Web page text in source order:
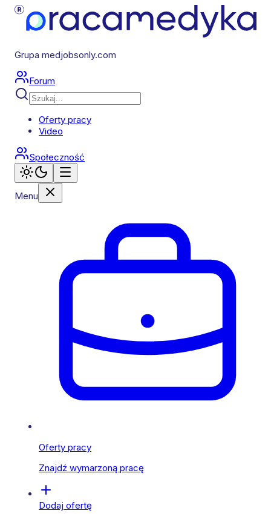
Grupa medjobsonly.com
Forum
Oferty pracy
Video
Społeczność
Menu
Oferty pracy
Znajdź wymarzoną pracę
Dodaj ofertę